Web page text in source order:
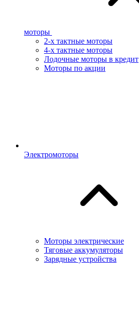
моторы
2-х тактные моторы
4-х тактные моторы
Лодочные моторы в кредит
Моторы по акции
Электромоторы
Моторы электрические
Тяговые аккумуляторы
Зарядные устройства